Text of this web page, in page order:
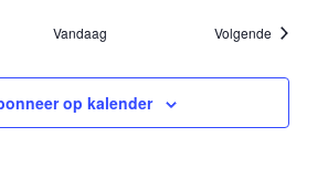
Vandaag Volgende
op kalender